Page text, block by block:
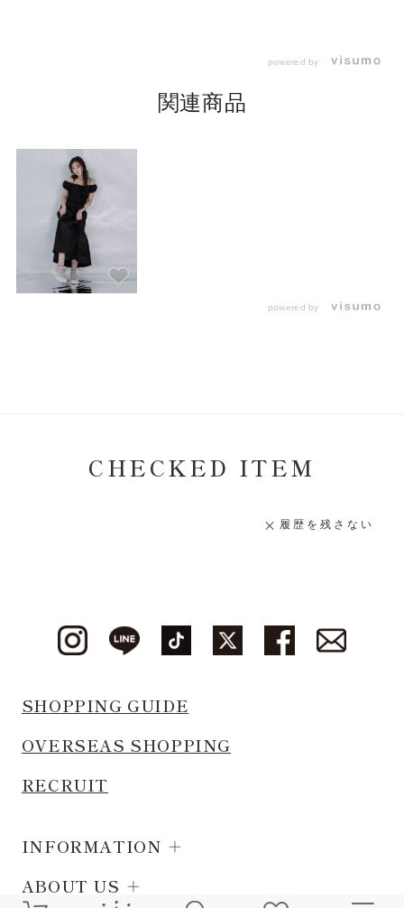
powered by
関連商品
powered by
CHECKED ITEM
履歴を残さない
SHOPPING GUIDE
OVERSEAS SHOPPING
RECRUIT
INFORMATION
ABOUT US